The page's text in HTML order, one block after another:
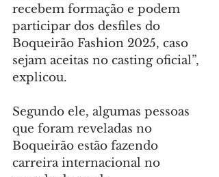
recebem formação e podem
participar dos desfiles do
Boqueirão Fashion 2025, caso
sejam aceitas no casting oficial”,
explicou.
Segundo ele, algumas pessoas
que foram reveladas no
Boqueirão estão fazendo
carreira internacional no